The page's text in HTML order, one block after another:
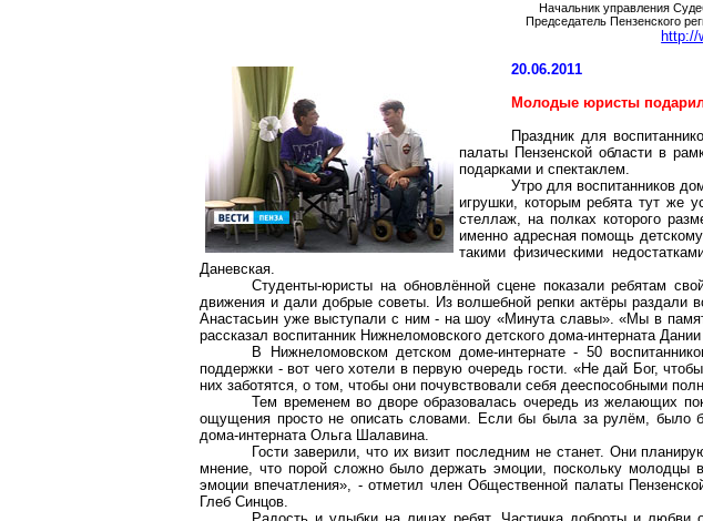
Начальник управления
Председатель Пензенского
http://
20.06.2011
Молодые юристы
Праздник для
палаты Пензенской области в
подарками и спектаклем.
Утро для воспитанников
игрушки, которым ребята тут же
стеллаж, на полках которого
именно адресная помощь
такими физическими
Даневская.
Студенты-юристы на обновлённой сцене показали ребятам
движения и дали добрые советы. Из волшебной репки актёры раздали
Анастасьин уже выступали с ним - на шоу «Минута славы». «Мы в
рассказал воспитанник Нижнеломовского детского дома-интерната
В
Нижнеломовском детском доме-интернате - 50
поддержки - вот чего хотели в первую очередь гости. «Не дай Бог,
них заботятся, о том, чтобы они почувствовали себя дееспособными
Тем временем во дворе образовалась очередь из желающих
ощущения просто не описать словами. Если бы была за рулём, было
дома-интерната Ольга Шалавина.
Гости заверили, что их визит последним не станет. Они
мнение, что порой сложно было держать эмоции, поскольку молодцы
эмоции впечатления», - отметил член Общественной палаты
Глеб Синцов.